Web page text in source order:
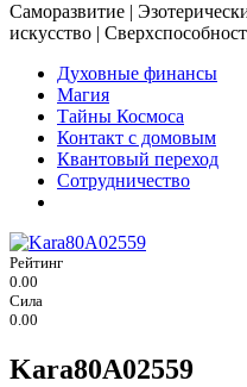
Саморазвитие |
искусство |
Духовные финансы
Магия
Тайны Космоса
Контакт с домовым
Квантовый переход
Сотрудничество
Рейтинг
0.00
Сила
0.00
Kara80A02559